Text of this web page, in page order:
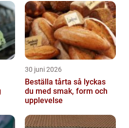
30 juni 2026
Beställa tårta så lyckas
du med smak, form och
upplevelse